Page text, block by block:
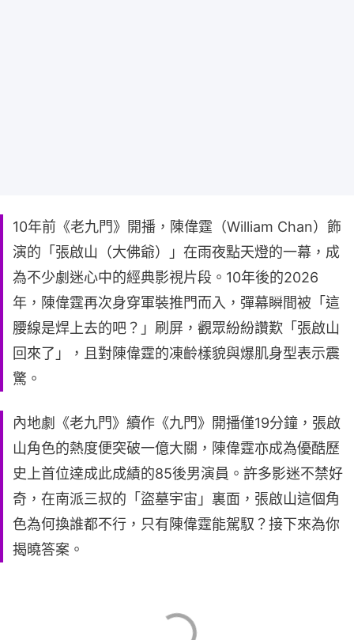
10年前《老九門》開播，陳偉霆（William Chan）飾
演的「張啟山（大佛爺）」在雨夜點天燈的一幕，成
為不少劇迷心中的經典影視片段。10年後的2026
年，陳偉霆再次身穿軍裝推門而入，彈幕瞬間被「這
腰線是焊上去的吧？」刷屏，觀眾紛紛讚歎「張啟山
回來了」，且對陳偉霆的凍齡樣貌與爆肌身型表示震
驚。
內地劇《老九門》續作《九門》開播僅19分鐘，張啟
山角色的熱度便突破一億大關，陳偉霆亦成為優酷歷
史上首位達成此成績的85後男演員。許多影迷不禁好
奇，在南派三叔的「盜墓宇宙」裏面，張啟山這個角
色為何換誰都不行，只有陳偉霆能駕馭？接下來為你
揭曉答案。